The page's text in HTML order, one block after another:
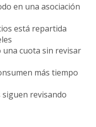
en una asociación
está repartida
una cuota sin revisar
más tiempo
siguen revisando